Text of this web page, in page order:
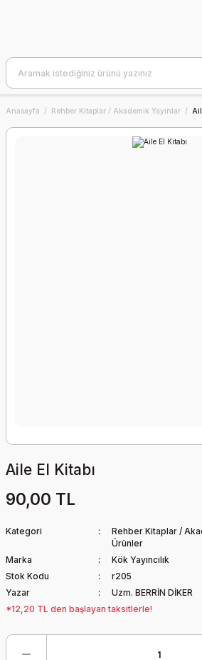
Anasayfa Rehber Kitaplar / Akademik Yayınlar
Aile El Kitabı
90,00 TL
Kategori Rehber Kitaplar /
Ürünler
Marka
Kök Yayıncılık
Stok Kodu
r205
Yazar
Uzm. BERRİN DİKER
*12,20 TL den başlayan taksitlerle!